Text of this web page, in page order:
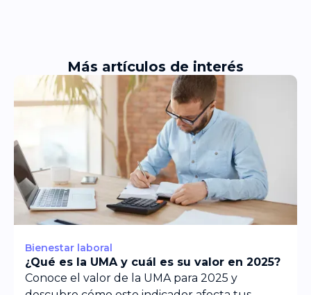
Más artículos de interés
Bienestar laboral
¿Qué es la UMA y cuál es su valor en 2025?
Conoce el valor de la UMA para 2025 y